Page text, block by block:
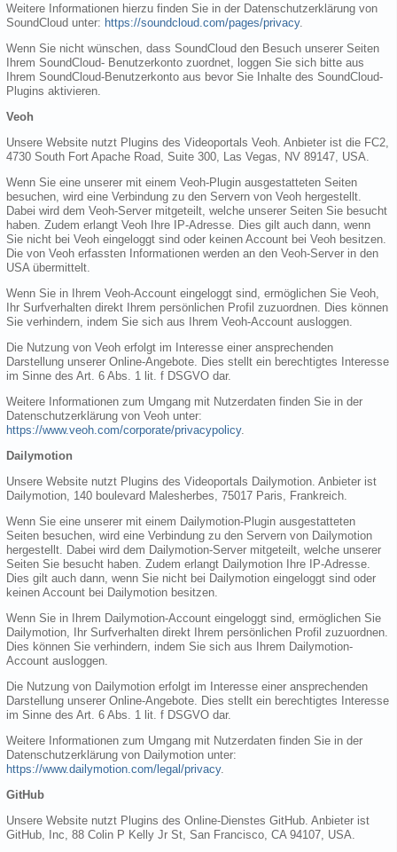
Weitere Informationen hierzu finden Sie in der Datenschutzerklärung von
SoundCloud unter: https://soundcloud.com/pages/privacy.
Wenn Sie nicht wünschen, dass SoundCloud den Besuch unserer Seiten
Ihrem SoundCloud- Benutzerkonto zuordnet, loggen Sie sich bitte aus
Ihrem SoundCloud-Benutzerkonto aus bevor Sie Inhalte des SoundCloud-
Plugins aktivieren.
Veoh
Unsere Website nutzt Plugins des Videoportals Veoh. Anbieter ist die FC2,
4730 South Fort Apache Road, Suite 300, Las Vegas, NV 89147, USA.
Wenn Sie eine unserer mit einem Veoh-Plugin ausgestatteten Seiten
besuchen, wird eine Verbindung zu den Servern von Veoh hergestellt.
Dabei wird dem Veoh-Server mitgeteilt, welche unserer Seiten Sie besucht
haben. Zudem erlangt Veoh Ihre IP-Adresse. Dies gilt auch dann, wenn
Sie nicht bei Veoh eingeloggt sind oder keinen Account bei Veoh besitzen.
Die von Veoh erfassten Informationen werden an den Veoh-Server in den
USA übermittelt.
Wenn Sie in Ihrem Veoh-Account eingeloggt sind, ermöglichen Sie Veoh,
Ihr Surfverhalten direkt Ihrem persönlichen Profil zuzuordnen. Dies können
Sie verhindern, indem Sie sich aus Ihrem Veoh-Account ausloggen.
Die Nutzung von Veoh erfolgt im Interesse einer ansprechenden
Darstellung unserer Online-Angebote. Dies stellt ein berechtigtes Interesse
im Sinne des Art. 6 Abs. 1 lit. f DSGVO dar.
Weitere Informationen zum Umgang mit Nutzerdaten finden Sie in der
Datenschutzerklärung von Veoh unter:
https://www.veoh.com/corporate/privacypolicy.
Dailymotion
Unsere Website nutzt Plugins des Videoportals Dailymotion. Anbieter ist
Dailymotion, 140 boulevard Malesherbes, 75017 Paris, Frankreich.
Wenn Sie eine unserer mit einem Dailymotion-Plugin ausgestatteten
Seiten besuchen, wird eine Verbindung zu den Servern von Dailymotion
hergestellt. Dabei wird dem Dailymotion-Server mitgeteilt, welche unserer
Seiten Sie besucht haben. Zudem erlangt Dailymotion Ihre IP-Adresse.
Dies gilt auch dann, wenn Sie nicht bei Dailymotion eingeloggt sind oder
keinen Account bei Dailymotion besitzen.
Wenn Sie in Ihrem Dailymotion-Account eingeloggt sind, ermöglichen Sie
Dailymotion, Ihr Surfverhalten direkt Ihrem persönlichen Profil zuzuordnen.
Dies können Sie verhindern, indem Sie sich aus Ihrem Dailymotion-
Account ausloggen.
Die Nutzung von Dailymotion erfolgt im Interesse einer ansprechenden
Darstellung unserer Online-Angebote. Dies stellt ein berechtigtes Interesse
im Sinne des Art. 6 Abs. 1 lit. f DSGVO dar.
Weitere Informationen zum Umgang mit Nutzerdaten finden Sie in der
Datenschutzerklärung von Dailymotion unter:
https://www.dailymotion.com/legal/privacy.
GitHub
Unsere Website nutzt Plugins des Online-Dienstes GitHub. Anbieter ist
GitHub, Inc, 88 Colin P Kelly Jr St, San Francisco, CA 94107, USA.